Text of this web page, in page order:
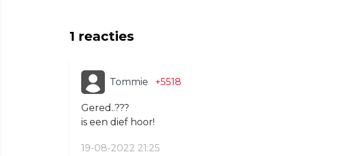
1 reacties
Tommie +5518
Gered..???
is een dief hoor!
19-08-2022 21:25